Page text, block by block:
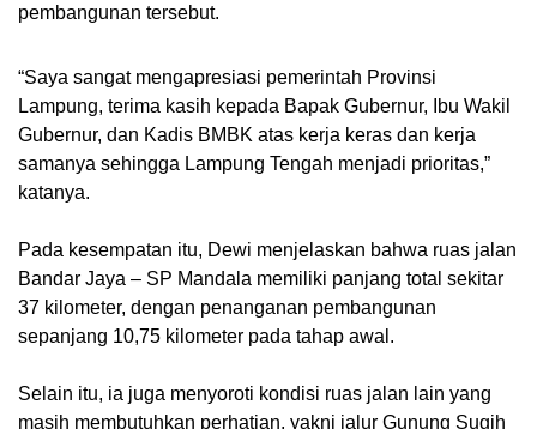
pembangunan tersebut.
“Saya sangat mengapresiasi pemerintah Provinsi
Lampung, terima kasih kepada Bapak Gubernur, Ibu Wakil
Gubernur, dan Kadis BMBK atas kerja keras dan kerja
samanya sehingga Lampung Tengah menjadi prioritas,”
katanya.
Pada kesempatan itu, Dewi menjelaskan bahwa ruas jalan
Bandar Jaya – SP Mandala memiliki panjang total sekitar
37 kilometer, dengan penanganan pembangunan
sepanjang 10,75 kilometer pada tahap awal.
Selain itu, ia juga menyoroti kondisi ruas jalan lain yang
masih membutuhkan perhatian, yakni jalur Gunung Sugih